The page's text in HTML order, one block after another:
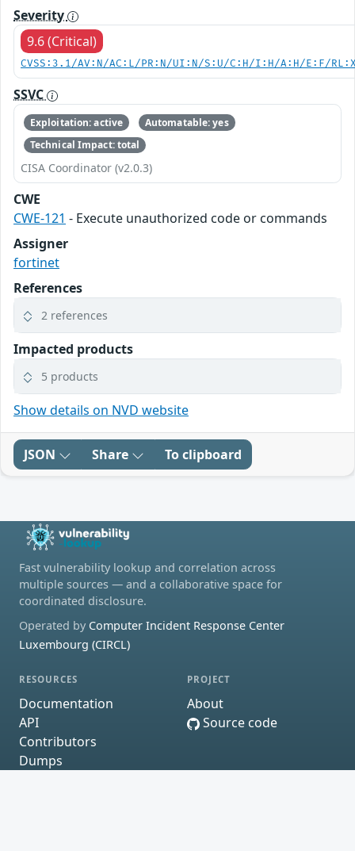
Severity
9.6 (Critical)
CVSS:3.1/AV:N/AC:L/PR:N/UI:N/S:U/C:H/I:H/A:H/E:F/
SSVC
Exploitation: active
Automatable: yes
Technical Impact: total
CISA Coordinator (v2.0.3)
CWE
CWE-121 - Execute unauthorized code or commands
Assigner
fortinet
References
2 references
Impacted products
5 products
Show details on NVD website
JSON Share To clipboard
Fast vulnerability lookup and correlation across
multiple sources — and a collaborative space for
coordinated disclosure.
Operated by Computer Incident Response Center
Luxembourg (CIRCL)
RESOURCES
Documentation
API
Contributors
Dumps
PROJECT
About
Source code